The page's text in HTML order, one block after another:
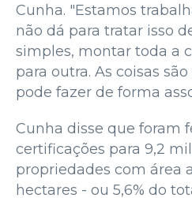
Cunha. "Estamos
não dá para tratar isso
simples, montar toda a
para outra. As coisas
pode fazer de forma
Cunha disse que foram
certificações para 9,2
propriedades com área
hectares - ou 5,6% do